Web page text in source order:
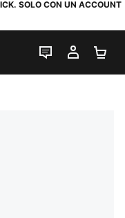
SOLO CON UN ACCOUNT
CHAT IL MIO